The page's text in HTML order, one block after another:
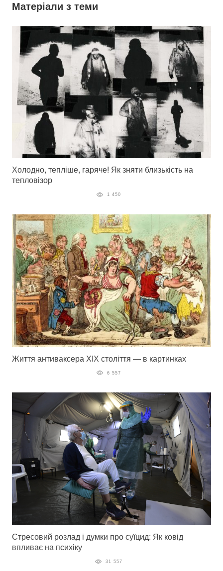
Матеріали з теми
Холодно, тепліше, гаряче! Як зняти близькість на
тепловізор
1 450
Життя антиваксера XIX століття — в картинках
6 557
Стресовий розлад і думки про суїцид: Як ковід
впливає на психіку
31 557